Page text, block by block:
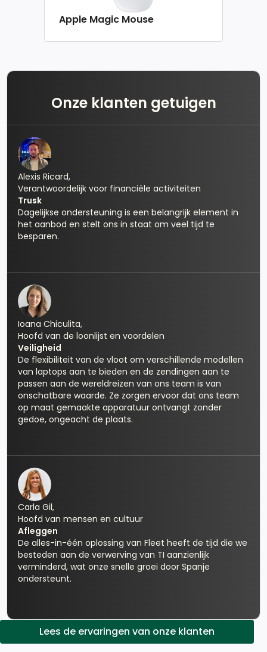
Apple Magic Mouse
Onze klanten getuigen
Alexis Ricard,
Verantwoordelijk voor financiële activiteiten
Trusk
Dagelijkse ondersteuning is een belangrijk element in
het aanbod en stelt ons in staat om veel tijd te
besparen.
Ioana Chiculita,
Hoofd van de loonlijst en voordelen
Veiligheid
De flexibiliteit van de vloot om verschillende modellen
van laptops aan te bieden en de zendingen aan te
passen aan de wereldreizen van ons team is van
onschatbare waarde. Ze zorgen ervoor dat ons team
op maat gemaakte apparatuur ontvangt zonder
gedoe, ongeacht de plaats.
Carla Gil,
Hoofd van mensen en cultuur
Afleggen
De alles-in-één oplossing van Fleet heeft de tijd die we
besteden aan de verwerving van TI aanzienlijk
verminderd, wat onze snelle groei door Spanje
ondersteunt.
Lees de ervaringen van onze klanten